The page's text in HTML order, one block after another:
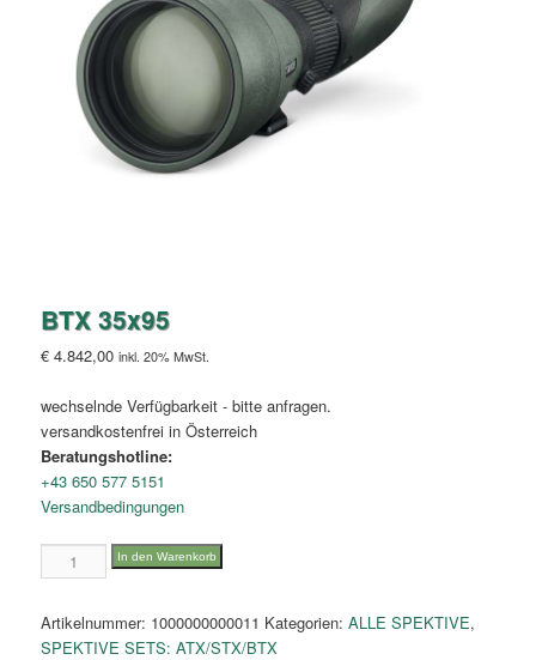
BTX 35x95
€ 4.842,00 inkl. 20% MwSt.
wechselnde Verfügbarkeit - bitte anfragen.
versandkostenfrei in Österreich
Beratungshotline:
+43 650 577 5151
Versandbedingungen
BTX
35x95
In den Warenkorb
Artikelnummer: 1000000000011 Kategorien:ALLE SPEKTIVE,
SPEKTIVE SETS: ATX/STX/BTX